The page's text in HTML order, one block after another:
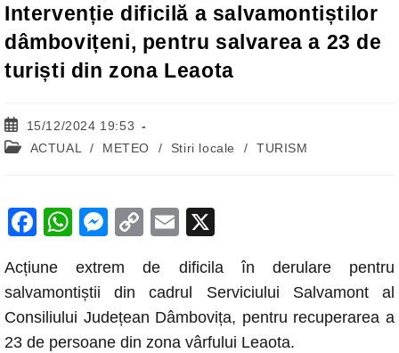
Intervenție dificilă a salvamontiștilor
dâmbovițeni, pentru salvarea a 23 de
turiști din zona Leaota
Post
published:
15/12/2024 19:53
Post ACTUAL / METEO / Stiri locale / TURISM
F
c
e
b
W
at
s
A
M
ss
e
n
C
p
y
Li
E
ail
Acțiune extrem de dificila în derulare pentru
salvamontiștii din cadrul Serviciului Salvamont al
Consiliului Județean Dâmbovița, pentru recuperarea a
23 de persoane din zona vârfului Leaota.